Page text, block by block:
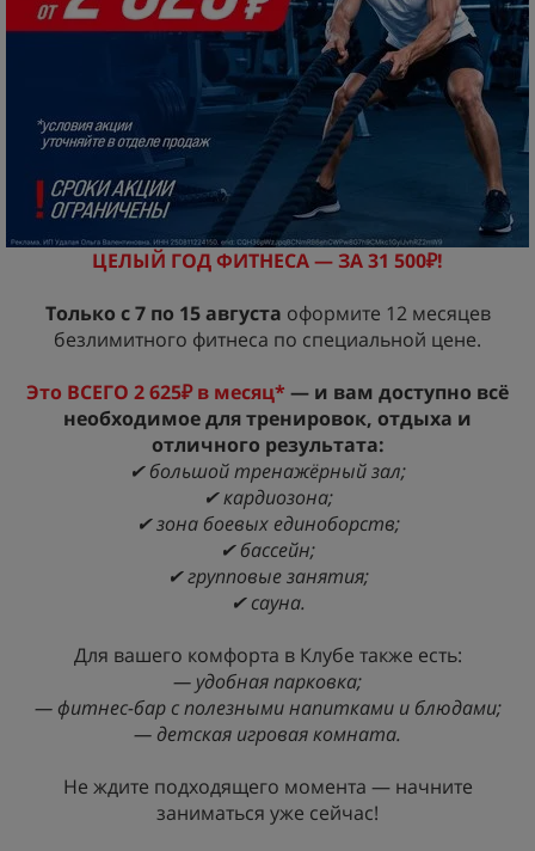
ЦЕЛЫЙ ГОД ФИТНЕСА — ЗА 31 500₽!
Только с 7 по 15 августа оформите 12 месяцев
безлимитного фитнеса по специальной цене.
Это ВСЕГО 2 625₽ в месяц* — и вам доступно всё
необходимое для тренировок, отдыха и
отличного результата:
✔ большой тренажёрный зал;
✔ кардиозона;
✔ зона боевых единоборств;
✔ бассейн;
✔ групповые занятия;
✔ сауна.
Для вашего комфорта в Клубе также есть:
— удобная парковка;
— фитнес-бар с полезными напитками и блюдами;
— детская игровая комната.
Не ждите подходящего момента — начните
заниматься уже сейчас!